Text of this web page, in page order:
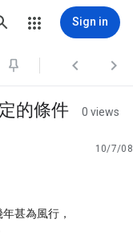
Sign in
 
的條件 0 views
10/7/08
甚為風行，